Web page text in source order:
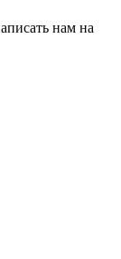
нам на